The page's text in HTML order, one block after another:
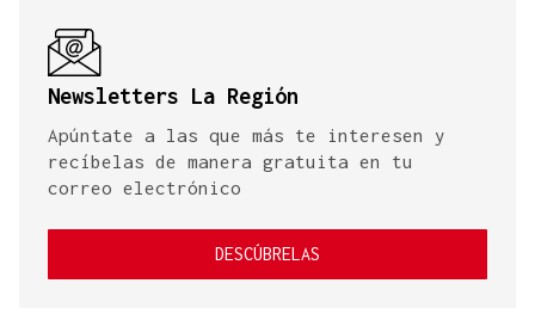
Newsletters La Región
Apúntate a las que más te interesen y
recíbelas de manera gratuita en tu
correo electrónico
DESCÚBRELAS